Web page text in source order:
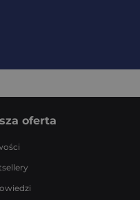
oferta